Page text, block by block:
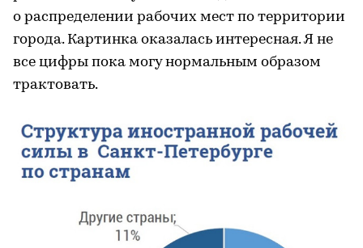
о распределении рабочих мест по территории
города. Картинка оказалась интересная. Я не
все цифры пока могу нормальным образом
трактовать.